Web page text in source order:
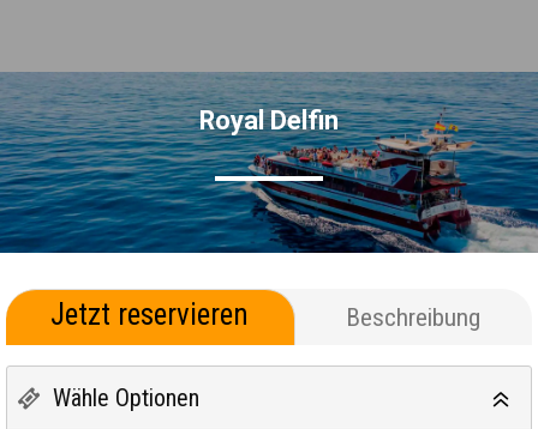
Royal Delfin
Jetzt reservieren Beschreibung
Wähle Optionen